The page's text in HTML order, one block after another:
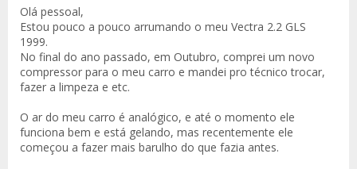
Olá pessoal,
Estou pouco a pouco arrumando o meu Vectra 2.2 GLS
1999.
No final do ano passado, em Outubro, comprei um novo
compressor para o meu carro e mandei pro técnico trocar,
fazer a limpeza e etc.
O ar do meu carro é analógico, e até o momento ele
funciona bem e está gelando, mas recentemente ele
começou a fazer mais barulho do que fazia antes.